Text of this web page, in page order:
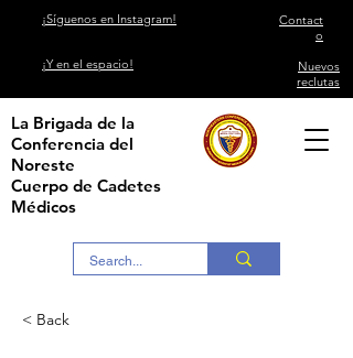
¡Síguenos en Instagram!
Contact
o
¡Y en el espacio!
Nuevos
reclutas
La Brigada de la
Conferencia del
Noreste
Cuerpo de Cadetes
Médicos
< Back